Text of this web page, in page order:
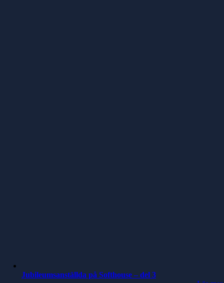
Jubileumsanställda på Softhouse – del 3